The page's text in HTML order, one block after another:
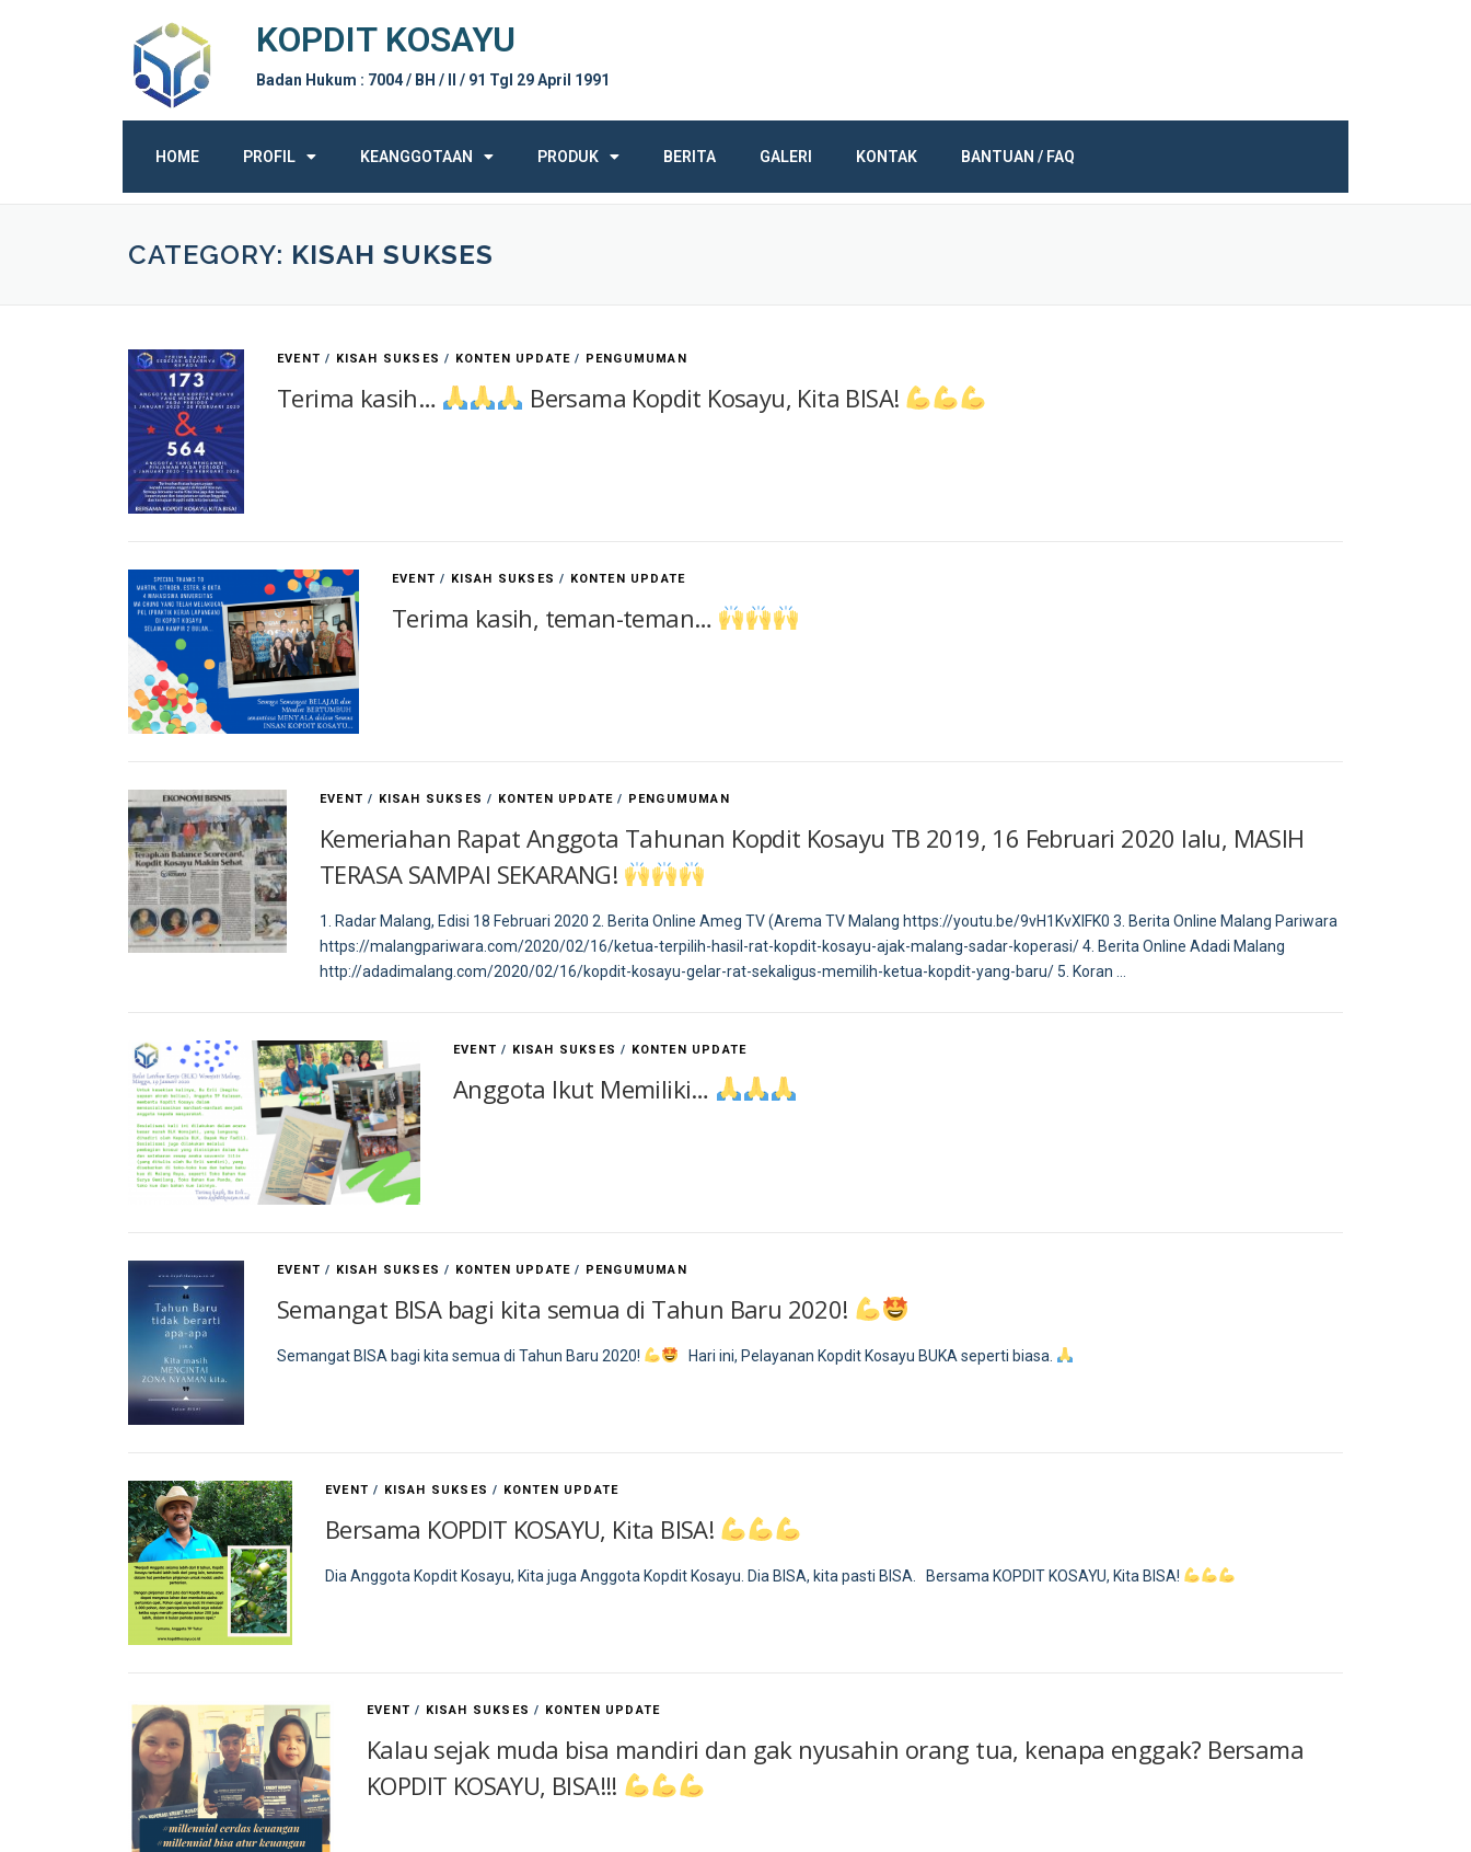
KOPDIT KOSAYU
Badan Hukum : 7004 / BH / II / 91 Tgl 29 April 1991
HOME PROFIL KEANGGOTAAN PRODUK BERITA GALERI KONTAK BANTUAN / FAQ
CATEGORY: KISAH SUKSES
EVENT / KISAH SUKSES / KONTEN UPDATE / PENGUMUMAN
Terima kasih… Bersama Kopdit Kosayu, Kita BISA!
EVENT / KISAH SUKSES / KONTEN UPDATE
Terima kasih, teman-teman…
EVENT / KISAH SUKSES / KONTEN UPDATE / PENGUMUMAN
Kemeriahan Rapat Anggota Tahunan Kopdit Kosayu TB 2019, 16 Februari 2020 lalu, MASIH
TERASA SAMPAI SEKARANG!
1. Radar Malang, Edisi 18 Februari 2020 2. Berita Online Ameg TV (Arema TV Malang https://youtu.be/9vH1KvXIFK0 3. Berita Online Malang Pariwara
https://malangpariwara.com/2020/02/16/ketua-terpilih-hasil-rat-kopdit-kosayu-ajak-malang-sadar-koperasi/ 4. Berita Online Adadi Malang
http://adadimalang.com/2020/02/16/kopdit-kosayu-gelar-rat-sekaligus-memilih-ketua-kopdit-yang-baru/ 5. Koran …
EVENT / KISAH SUKSES / KONTEN UPDATE
Anggota Ikut Memiliki…
EVENT / KISAH SUKSES / KONTEN UPDATE / PENGUMUMAN
Semangat BISA bagi kita semua di Tahun Baru 2020!
Semangat BISA bagi kita semua di Tahun Baru 2020! Hari ini, Pelayanan Kopdit Kosayu BUKA seperti biasa.
EVENT / KISAH SUKSES / KONTEN UPDATE
Bersama KOPDIT KOSAYU, Kita BISA!
Dia Anggota Kopdit Kosayu, Kita juga Anggota Kopdit Kosayu. Dia BISA, kita pasti BISA. Bersama KOPDIT KOSAYU, Kita BISA!
EVENT / KISAH SUKSES / KONTEN UPDATE
Kalau sejak muda bisa mandiri dan gak nyusahin orang tua, kenapa enggak? Bersama
KOPDIT KOSAYU, BISA!!!